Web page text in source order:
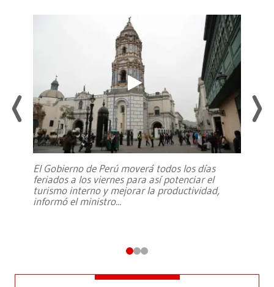
El Gobierno de Perú moverá todos los días
feriados a los viernes para así potenciar el
turismo interno y mejorar la productividad,
informó el ministro...